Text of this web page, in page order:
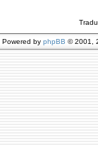
Powered by phpBB © 2001,